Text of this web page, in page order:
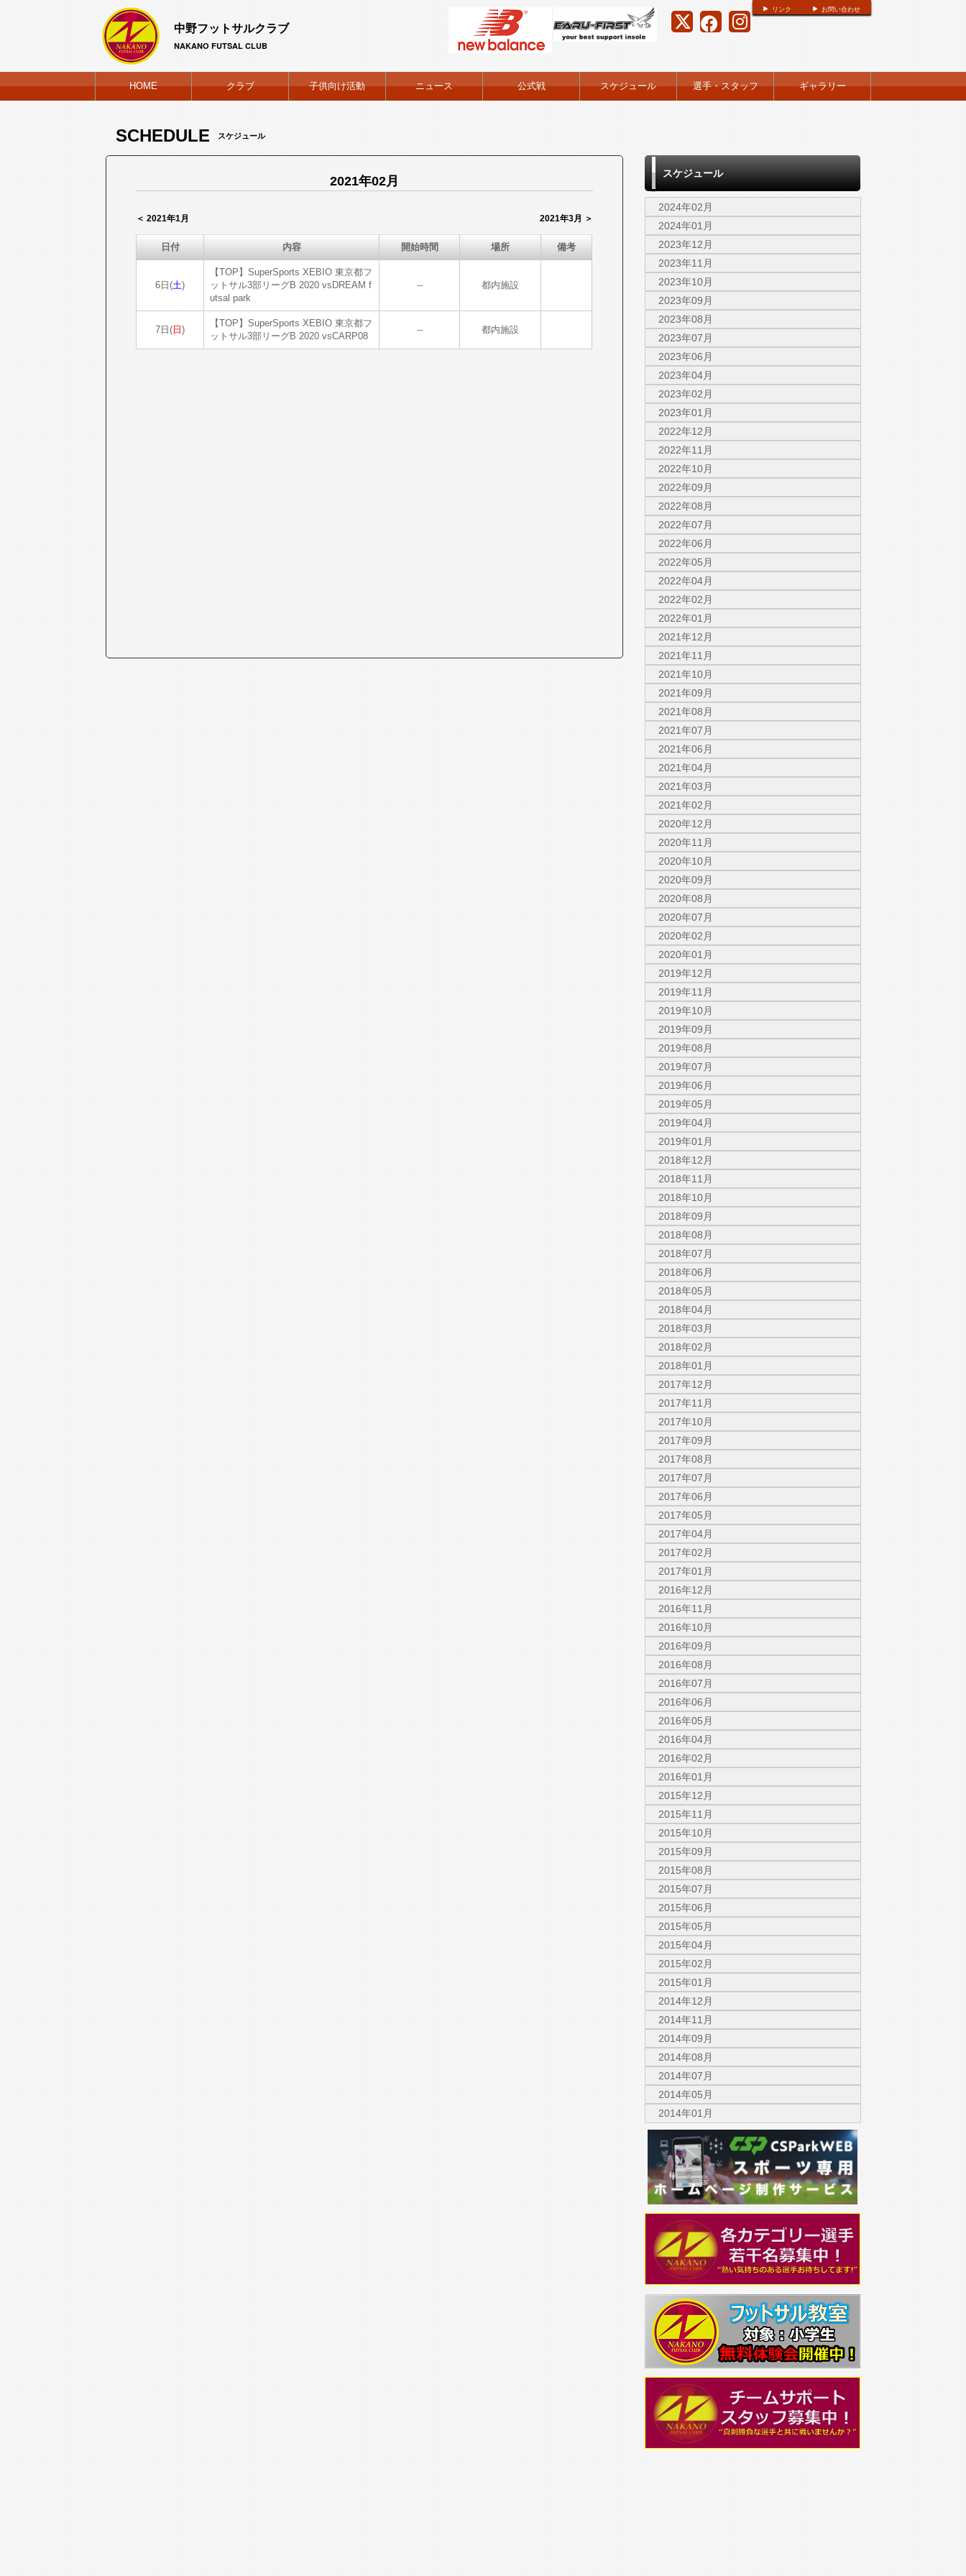
リンク お問い合わせ
中野フットサルクラブ
NAKANO FUTSAL CLUB
HOME クラブ 子供向け活動 ニュース 公式戦 スケジュール 選手・スタッフ ギャラリー
SCHEDULE スケジュール
2021年02月
＜ 2021年1月 2021年3月 ＞
日付 内容 開始時間 場所 備考
6日(土)
【TOP】SuperSports XEBIO 東京都フ
ットサル3部リーグB 2020 vsDREAM f
utsal park
-- 都内施設
7日( 日)
【TOP】SuperSports XEBIO 東京都フ
ットサル3部リーグB 2020 vsCARP08
-- 都内施設
スケジュール
2024年02月
2024年01月
2023年12月
2023年11月
2023年10月
2023年09月
2023年08月
2023年07月
2023年06月
2023年04月
2023年02月
2023年01月
2022年12月
2022年11月
2022年10月
2022年09月
2022年08月
2022年07月
2022年06月
2022年05月
2022年04月
2022年02月
2022年01月
2021年12月
2021年11月
2021年10月
2021年09月
2021年08月
2021年07月
2021年06月
2021年04月
2021年03月
2021年02月
2020年12月
2020年11月
2020年10月
2020年09月
2020年08月
2020年07月
2020年02月
2020年01月
2019年12月
2019年11月
2019年10月
2019年09月
2019年08月
2019年07月
2019年06月
2019年05月
2019年04月
2019年01月
2018年12月
2018年11月
2018年10月
2018年09月
2018年08月
2018年07月
2018年06月
2018年05月
2018年04月
2018年03月
2018年02月
2018年01月
2017年12月
2017年11月
2017年10月
2017年09月
2017年08月
2017年07月
2017年06月
2017年05月
2017年04月
2017年02月
2017年01月
2016年12月
2016年11月
2016年10月
2016年09月
2016年08月
2016年07月
2016年06月
2016年05月
2016年04月
2016年02月
2016年01月
2015年12月
2015年11月
2015年10月
2015年09月
2015年08月
2015年07月
2015年06月
2015年05月
2015年04月
2015年02月
2015年01月
2014年12月
2014年11月
2014年09月
2014年08月
2014年07月
2014年05月
2014年01月